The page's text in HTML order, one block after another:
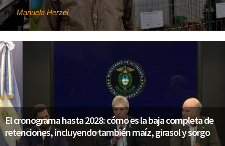
Por Manuela Herzel
El cronograma hasta 2028: cómo es la baja completa de
retenciones, incluyendo también maíz, girasol y sorgo